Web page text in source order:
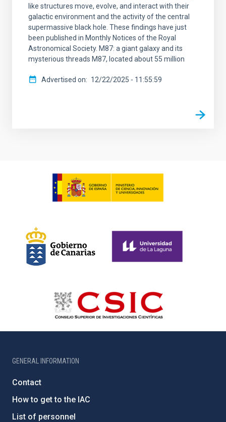
like structures move, evolve, and interact with their
galactic environment and the activity of the central
supermassive black hole. These findings have just
been published in Monthly Notices of the Royal
Astronomical Society. M87: a giant galaxy and its
mysterious threads M87, located about 55 million
Advertised on 12/22/2025 - 11:55:59
GENERAL INFORMATION
Contact
How to get to the IAC
List of personnel